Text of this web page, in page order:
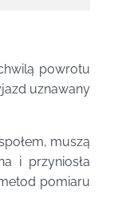
powrotu
uznawany
muszą
i przyniosła
pomiaru